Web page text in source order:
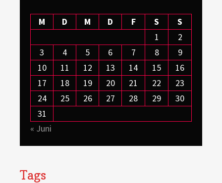
M D M D F S
S
1
2
3
4 5 6 7 8
9
10
11 12 13 14 15
16
17
18 19 20 21 22
23
24
25 26 27 28 29
30
31
« Juni
Tags